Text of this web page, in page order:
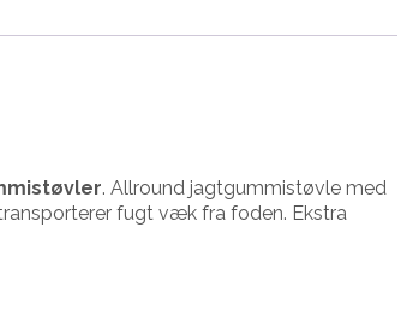
. Allround jagtgummistøvle med
fugt væk fra foden. Ekstra